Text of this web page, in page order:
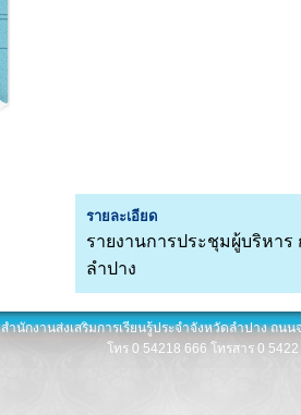
รายละเอียด
รายงานการประชุมผู้บริหา
ลำปาง
สำนักงานส่งเสริมการเรียนรู้ประจำจังหวัดลำปาง ถน
โทร 0 54218 666 โทรสาร 0